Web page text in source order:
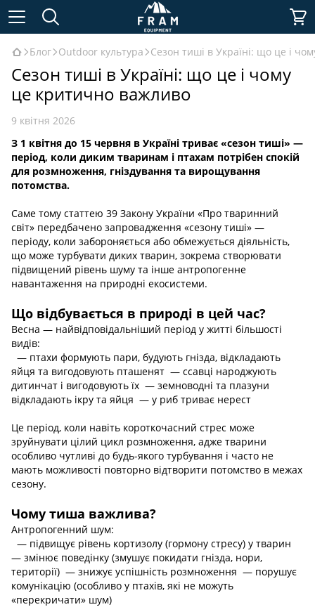
Блог Outdoor культура Сезон тиші в Україні: що це і
Сезон тиші в Україні: що це і чому
це критично важливо
9 квітня 2026
З 1 квітня до 15 червня в Україні триває «сезон тиші» —
період, коли диким тваринам і птахам потрібен спокій
для розмноження, гніздування та вирощування
потомства.
Саме тому статтею 39 Закону України «Про тваринний
світ» передбачено запровадження «сезону тиші» —
періоду, коли забороняється або обмежується діяльність,
що може турбувати диких тварин, зокрема створювати
підвищений рівень шуму та інше антропогенне
навантаження на природні екосистеми.
Що відбувається в природі в цей час?
Весна — найвідповідальніший період у житті більшості
видів:
— птахи формують пари, будують гнізда, відкладають
яйця та вигодовують пташенят — ссавці народжують
дитинчат і вигодовують їх — земноводні та плазуни
відкладають ікру та яйця — у риб триває нерест
Це період, коли навіть короткочасний стрес може
зруйнувати цілий цикл розмноження, адже тварини
особливо чутливі до будь-якого турбування і часто не
мають можливості повторно відтворити потомство в межах
сезону.
Чому тиша важлива?
Антропогенний шум:
— підвищує рівень кортизолу (гормону стресу) у тварин
— змінює поведінку (змушує покидати гнізда, нори,
території) — знижує успішність розмноження — порушує
комунікацію (особливо у птахів, які не можуть
«перекричати» шум)